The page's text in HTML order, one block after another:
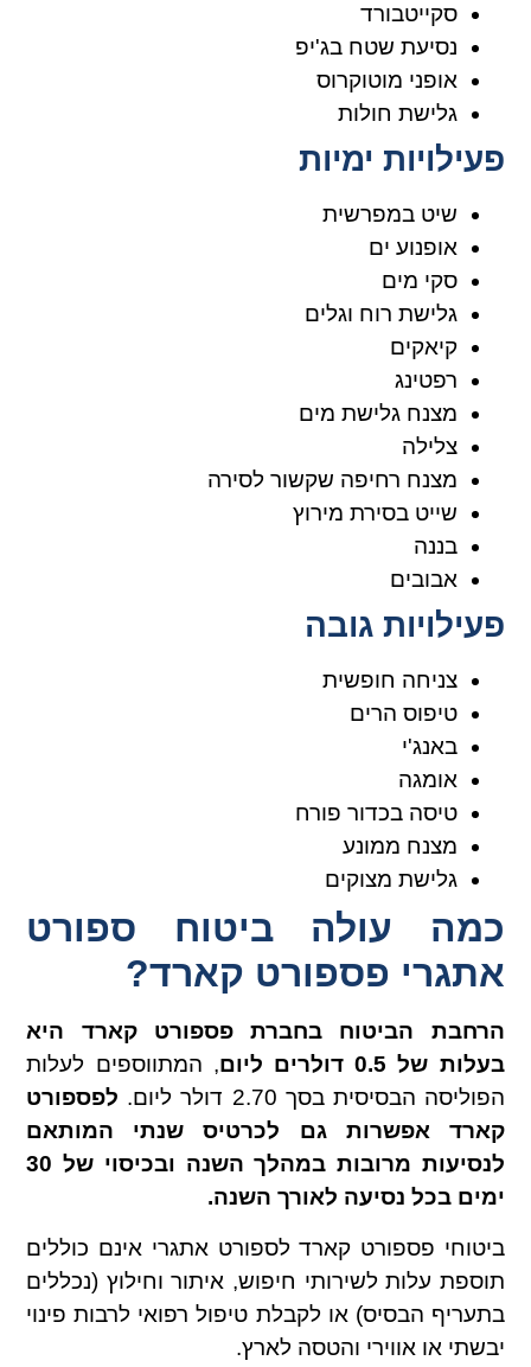
סקייטבורד
נסיעת שטח בג'יפ
אופני מוטוקרוס
גלישת חולות
פעילויות ימיות
שיט במפרשית
אופנוע ים
סקי מים
גלישת רוח וגלים
קיאקים
רפטינג
מצנח גלישת מים
צלילה
מצנח רחיפה שקשור לסירה
שייט בסירת מירוץ
בננה
אבובים
פעילויות גובה
צניחה חופשית
טיפוס הרים
באנג'י
אומגה
טיסה בכדור פורח
מצנח ממונע
גלישת מצוקים
כמה עולה ביטוח ספורט
אתגרי פספורט קארד?
הרחבת הביטוח בחברת פספורט קארד היא
בעלות של 0.5 דולרים ליום
, המתווספים לעלות
הפוליסה הבסיסית בסך 2.70 דולר ליום.
לפספורט
קארד אפשרות גם לכרטיס שנתי המותאם
לנסיעות מרובות במהלך השנה ובכיסוי של 30
ימים בכל נסיעה לאורך השנה.
ביטוחי פספורט קארד לספורט אתגרי אינם כוללים
תוספת עלות לשירותי חיפוש, איתור וחילוץ (נכללים
בתעריף הבסיס) או לקבלת טיפול רפואי לרבות פינוי
יבשתי או אווירי והטסה לארץ.